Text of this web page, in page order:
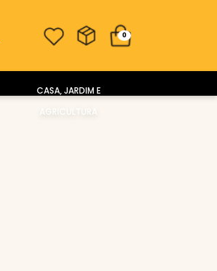
0
CASA, JARDIM E
AGRICULTURA